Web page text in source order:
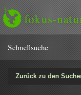
fokus-
Schnell­suche
Zurück zu den